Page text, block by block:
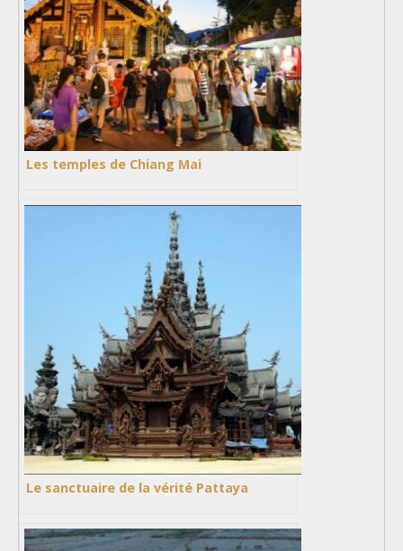
Les temples de Chiang Mai
Le sanctuaire de la vérité Pattaya